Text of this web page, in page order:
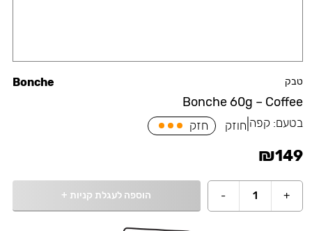
טבק
Bonche 60g – Coffee
Bonche
בטעם: קפה חוזק חזק
₪149
+
1
- הוספה לעגלת קניות +